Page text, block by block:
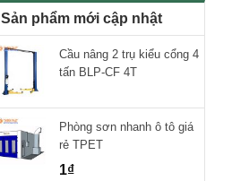
Sản phẩm mới cập nhật
Cầu nâng 2 trụ kiểu cổng 4
tấn BLP-CF 4T
Phòng sơn nhanh ô tô giá
rẻ TPET
1₫